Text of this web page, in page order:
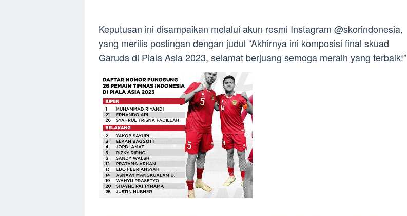
Keputusan ini disampaikan melalui akun resmi Instagram @skorindonesia,
yang merilis postingan dengan judul “Akhirnya ini komposisi final skuad
Garuda di Piala Asia 2023, selamat berjuang semoga meraih yang terbaik!”